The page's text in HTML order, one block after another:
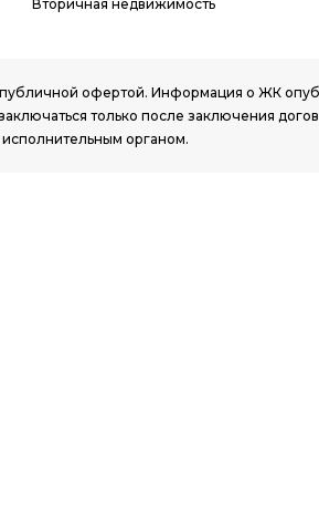
Вторичная недвижимость
публичной офертой. Информация о ЖК
только после заключения
органом.